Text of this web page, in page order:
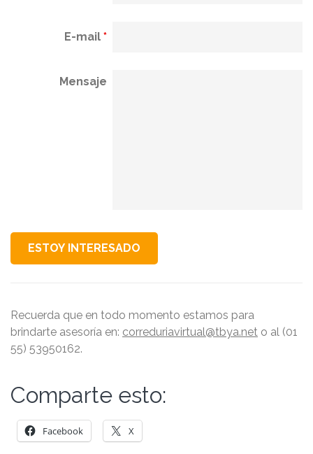
E-mail *
Mensaje
Recuerda que en todo momento estamos para
brindarte asesoría en: correduriavirtual@tbya.net o al (01
55) 53950162.
Comparte esto:
Facebook X